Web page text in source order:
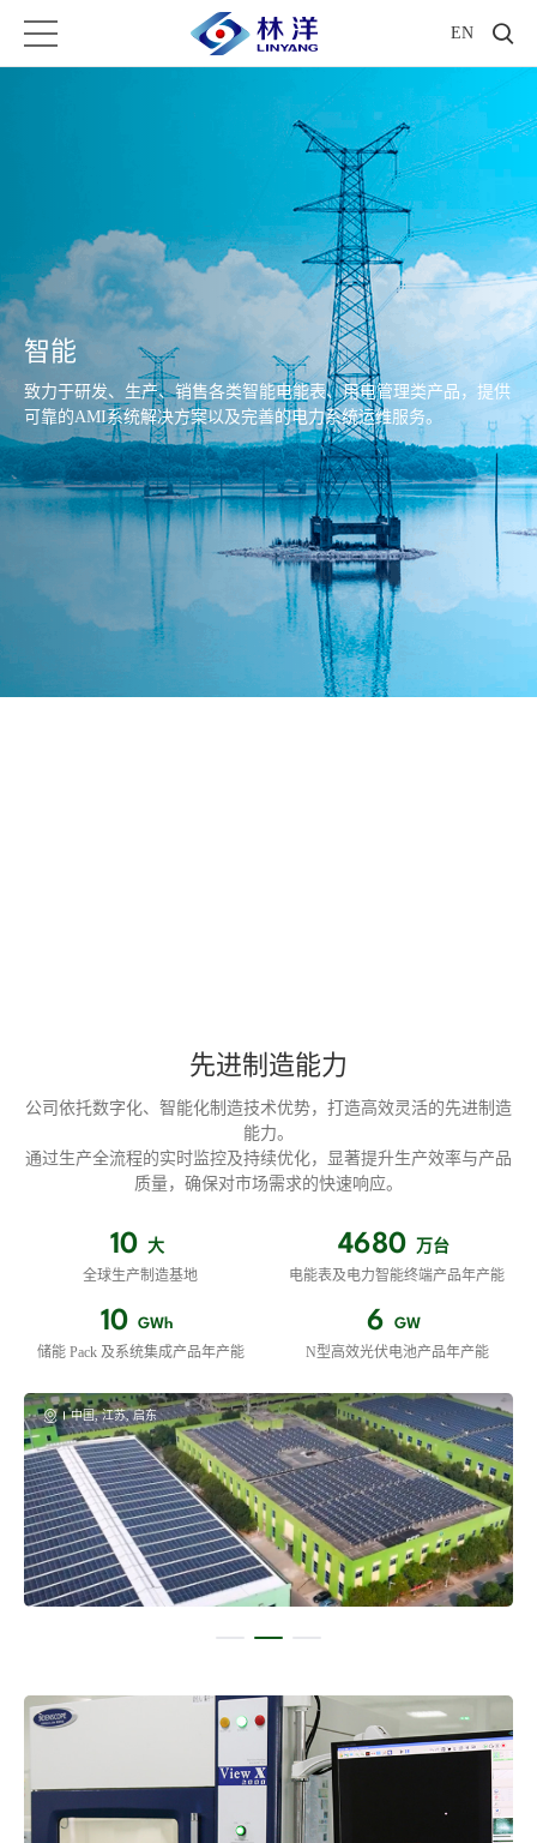
EN
致力于成为全球智能电网、新能源、储能领域一流的产品和运营服
智能
致力于研发、生产、销售各类智能电能表、用电管理类产品，提供
可靠的AMI系统解决方案以及完善的电力系统运维服务。
聚焦源网荷储全场景，研发3S融合储能系统，构建数据驱动的全生
命周期平台，提供“高安全、长寿命、高效率、低衰减、智能化、
高收益”的智慧储能产品及系统解决方案。
集电站开发、投资、设计、建设、运维于一体，打造N型高效电池
及组件产品， 致力于提供一流的清洁能源全生命周期解决方案。
先进制造能力
公司依托数字化、智能化制造技术优势，打造高效灵活的先进制造
能力。
通过生产全流程的实时监控及持续优化，显著提升生产效率与产品
质量，确保对市场需求的快速响应。
10 大
全球生产制造基地
4680 万台
电能表及电力智能终端产品年产能
10 GWh
储能 Pack 及系统集成产品年产能
6 GW
N型高效光伏电池产品年产能
中国, 江苏, 启东